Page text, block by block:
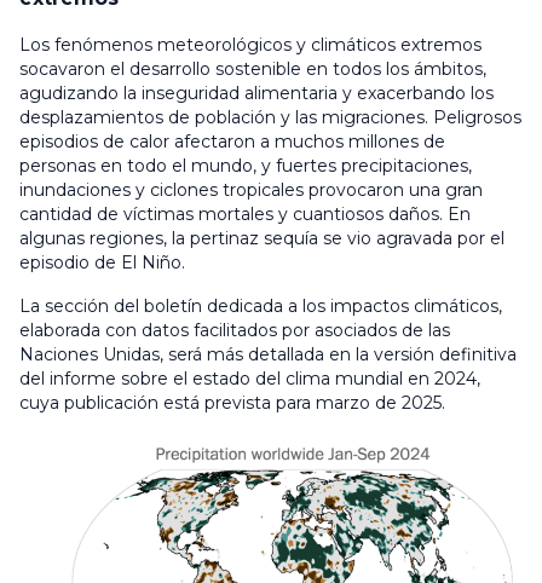
Los fenómenos meteorológicos y climáticos extremos
socavaron el desarrollo sostenible en todos los ámbitos,
agudizando la inseguridad alimentaria y exacerbando los
desplazamientos de población y las migraciones. Peligrosos
episodios de calor afectaron a muchos millones de
personas en todo el mundo, y fuertes precipitaciones,
inundaciones y ciclones tropicales provocaron una gran
cantidad de víctimas mortales y cuantiosos daños. En
algunas regiones, la pertinaz sequía se vio agravada por el
episodio de El Niño.
La sección del boletín dedicada a los impactos climáticos,
elaborada con datos facilitados por asociados de las
Naciones Unidas, será más detallada en la versión definitiva
del informe sobre el estado del clima mundial en 2024,
cuya publicación está prevista para marzo de 2025.